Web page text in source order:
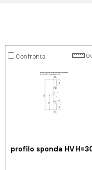
Confronta
profilo sponda HV